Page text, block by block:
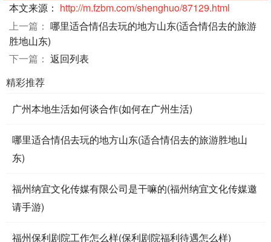
本文来源： http://m.fzbm.com/shenghuo/87129.html
上一篇： 哪里适合情侣去玩的地方山东(适合情侣去的旅游
胜地山东)
下一篇： 返回列表
精彩推荐
广州本地生活如何谈合作(如何在广州生活)
哪里适合情侣去玩的地方山东(适合情侣去的旅游胜地山
东)
福州纳宜文化传媒有限公司是干嘛的(福州纳宜文化传媒邀
请手游)
福州保利剧院工作怎么样(保利剧院福利待遇怎么样)